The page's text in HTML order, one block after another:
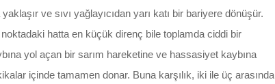
ve sıvı yağlayıcıdan yarı katı bir bariyere dönüşür.
hatta en küçük direnç bile toplamda ciddi bir
yol açan bir sarım hareketine ve hassasiyet kaybına
içinde tamamen donar. Buna karşılık, iki ile üç arasında